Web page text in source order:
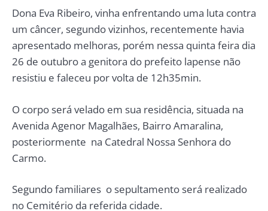
Dona Eva Ribeiro, vinha enfrentando uma luta contra
um câncer, segundo vizinhos, recentemente havia
apresentado melhoras, porém nessa quinta feira dia
26 de outubro a genitora do prefeito lapense não
resistiu e faleceu por volta de 12h35min.
O corpo será velado em sua residência, situada na
Avenida Agenor Magalhães, Bairro Amaralina,
posteriormente na Catedral Nossa Senhora do
Carmo.
Segundo familiares o sepultamento será realizado
no Cemitério da referida cidade.